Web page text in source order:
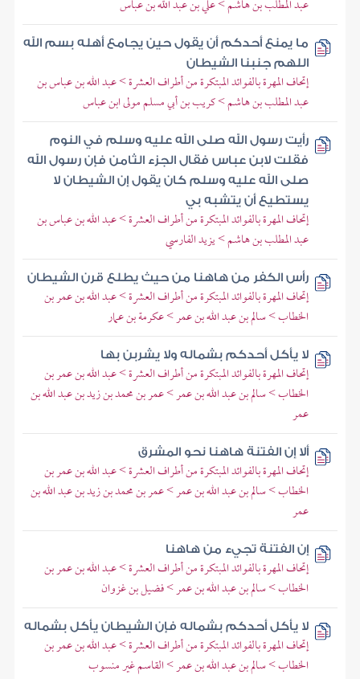
عبد المطلب بن هاشم > علي بن عبد الله بن عباس
ما يمنع أحدكم أن يقول حين يجامع أهله بسم الله
اللهم جنبنا الشيطان
إتحاف المهرة بالفوائد المبتكرة من أطراف العشرة > عبد الله بن عباس بن
عبد المطلب بن هاشم > كريب بن أبي مسلم مولى ابن عباس
رأيت رسول الله صلى الله عليه وسلم في النوم
فقلت لابن عباس فقال الجزء الثامن فإن رسول الله
صلى الله عليه وسلم كان يقول إن الشيطان لا
يستطيع أن يتشبه بي
إتحاف المهرة بالفوائد المبتكرة من أطراف العشرة > عبد الله بن عباس بن
عبد المطلب بن هاشم > يزيد الفارسي
رأس الكفر من هاهنا من حيث يطلع قرن الشيطان
إتحاف المهرة بالفوائد المبتكرة من أطراف العشرة > عبد الله بن عمر بن
الخطاب > سالم بن عبد الله بن عمر > عكرمة بن عمار
لا يأكل أحدكم بشماله ولا يشربن بها
إتحاف المهرة بالفوائد المبتكرة من أطراف العشرة > عبد الله بن عمر بن
الخطاب > سالم بن عبد الله بن عمر > عمر بن محمد بن زيد بن عبد الله بن
عمر
ألا إن الفتنة هاهنا نحو المشرق
إتحاف المهرة بالفوائد المبتكرة من أطراف العشرة > عبد الله بن عمر بن
الخطاب > سالم بن عبد الله بن عمر > عمر بن محمد بن زيد بن عبد الله بن
عمر
إن الفتنة تجيء من هاهنا
إتحاف المهرة بالفوائد المبتكرة من أطراف العشرة > عبد الله بن عمر بن
الخطاب > سالم بن عبد الله بن عمر > فضيل بن غزوان
لا يأكل أحدكم بشماله فإن الشيطان يأكل بشماله
إتحاف المهرة بالفوائد المبتكرة من أطراف العشرة > عبد الله بن عمر بن
الخطاب > سالم بن عبد الله بن عمر > القاسم غير منسوب